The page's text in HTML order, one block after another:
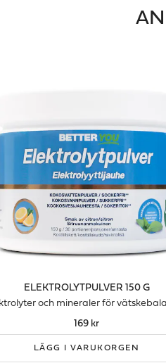
ELEKTROLYTPULVER 150 G
och mineraler för
169 kr
LÄGG I VARUKORGEN